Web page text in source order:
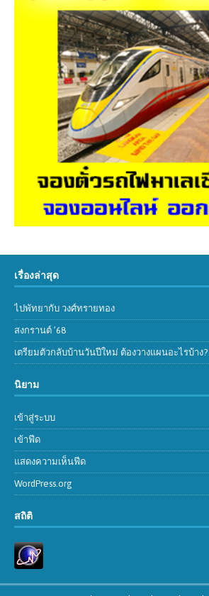
เรื่องล่าสุด
ไปพัทยากับ วงศ์ทรายทอง
สงกรานต์ ’68
เตรียมตัวกลับบ้านวันปีใหม่ ต้องวางแผนอะไรบ้าง?
นิยาม
เข้าสู่ระบบ
เข้าฟีด
แสดงความเห็นฟีด
WordPress.org
สถิติ